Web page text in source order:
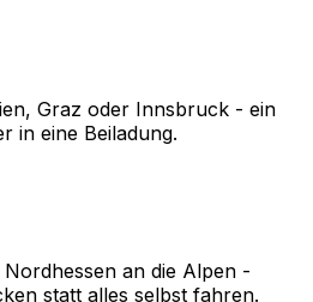
Graz oder Innsbruck - ein
in eine Beiladung.
an die Alpen -
statt alles selbst fahren.